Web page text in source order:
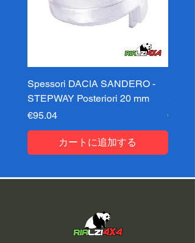
Spessori DACIA SANDERO -
STEPWAY Posteriori 20 mm
価格
€95.04
カートに追加する
価格
€95.04